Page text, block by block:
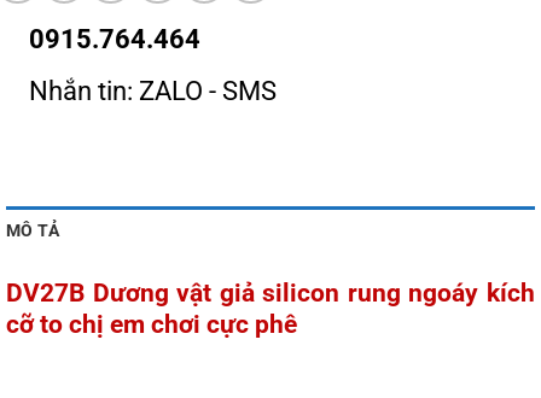
0915.764.464
Nhắn tin: ZALO - SMS
MÔ TẢ
DV27B Dương vật giả silicon rung ngoáy kích
cỡ to chị em chơi cực phê